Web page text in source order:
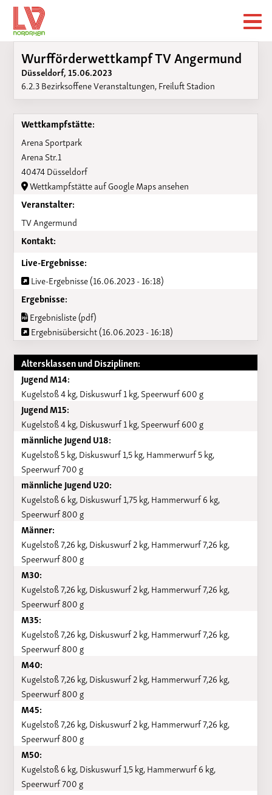
Wurfförderwettkampf TV Angermund
Düsseldorf, 15.06.2023
6.2.3 Bezirksoffene Veranstaltungen, Freiluft Stadion
Wettkampfstätte:
Arena Sportpark
Arena Str.1
40474 Düsseldorf
Wettkampfstätte auf Google Maps ansehen
Veranstalter:
TV Angermund
Kontakt:
Live-Ergebnisse:
Live-Ergebnisse (16.06.2023 - 16:18)
Ergebnisse:
Ergebnisliste (pdf)
Ergebnisübersicht (16.06.2023 - 16:18)
Altersklassen und Disziplinen:
Jugend M14:
Kugelstoß 4 kg, Diskuswurf 1 kg, Speerwurf 600 g
Jugend M15:
Kugelstoß 4 kg, Diskuswurf 1 kg, Speerwurf 600 g
männliche Jugend U18:
Kugelstoß 5 kg, Diskuswurf 1,5 kg, Hammerwurf 5 kg,
Speerwurf 700 g
männliche Jugend U20:
Kugelstoß 6 kg, Diskuswurf 1,75 kg, Hammerwurf 6 kg,
Speerwurf 800 g
Männer:
Kugelstoß 7,26 kg, Diskuswurf 2 kg, Hammerwurf 7,26 kg,
Speerwurf 800 g
M30:
Kugelstoß 7,26 kg, Diskuswurf 2 kg, Hammerwurf 7,26 kg,
Speerwurf 800 g
M35:
Kugelstoß 7,26 kg, Diskuswurf 2 kg, Hammerwurf 7,26 kg,
Speerwurf 800 g
M40:
Kugelstoß 7,26 kg, Diskuswurf 2 kg, Hammerwurf 7,26 kg,
Speerwurf 800 g
M45:
Kugelstoß 7,26 kg, Diskuswurf 2 kg, Hammerwurf 7,26 kg,
Speerwurf 800 g
M50:
Kugelstoß 6 kg, Diskuswurf 1,5 kg, Hammerwurf 6 kg,
Speerwurf 700 g